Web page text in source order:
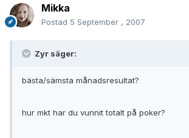
Mikka
Postad 5 September , 2007
Zyr säger:
bästa/sämsta månadsresultat?
hur mkt har du vunnit totalt på poker?